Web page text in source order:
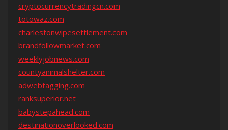
cryptocurrencytradingcn.com
totowaz.com
charlestonwipesettlement.com
brandfollowmarket.com
weeklyjobnews.com
countyanimalshelter.com
adwebtagging.com
ranksuperior.net
babystepahead.com
destinationoverlooked.com